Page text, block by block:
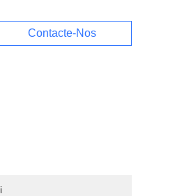
Contacte-Nos